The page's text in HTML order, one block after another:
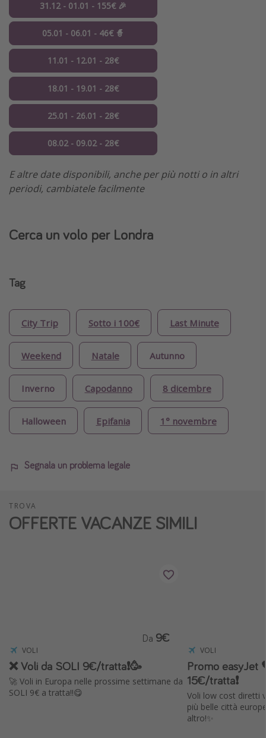
31.12 - 01.01 - 155€ 🎉
05.01 - 06.01 - 46€ 🧙
11.01 - 12.01 - 28€
18.01 - 19.01 - 28€
25.01 - 26.01 - 28€
08.02 - 09.02 - 28€
E altre date disponibili, anche per più notti o in altri
periodi, cambiatele facilmente
Cerca un volo per Londra
Tag
City Trip Sotto i 100€ Last Minute
Weekend Natale Autunno
Inverno Capodanno 8 dicembre
Halloween Epifania 1° novembre
Segnala un problema legale
TROVA
OFFERTE VACANZE SIMILI
VOLI
❌ Voli da SOLI 9€/tratta❗️🥳
🚀 Voli in Europa nelle prossime settimane da
SOLI 9€ a tratta!!😋
Da 9€
VOLI
Promo easyJet
15€/tratta❗️
Voli low cost diretti
più belle città
altro!✨